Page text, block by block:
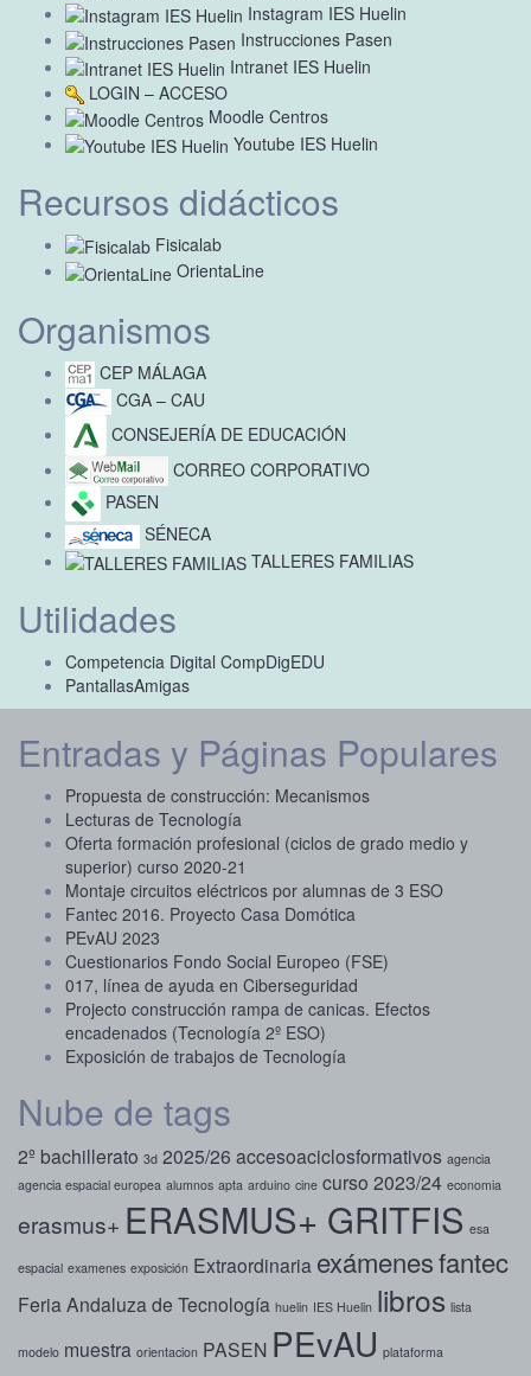
Instagram IES Huelin
Instrucciones Pasen
Intranet IES Huelin
LOGIN – ACCESO
Moodle Centros
Youtube IES Huelin
Recursos didácticos
Fisicalab
OrientaLine
Organismos
CEP MÁLAGA
CGA – CAU
CONSEJERÍA DE EDUCACIÓN
CORREO CORPORATIVO
PASEN
SÉNECA
TALLERES FAMILIAS
Utilidades
Competencia Digital CompDigEDU
PantallasAmigas
Entradas y Páginas Populares
Propuesta de construcción: Mecanismos
Lecturas de Tecnología
Oferta formación profesional (ciclos de grado medio y
superior) curso 2020-21
Montaje circuitos eléctricos por alumnas de 3 ESO
Fantec 2016. Proyecto Casa Domótica
PEvAU 2023
Cuestionarios Fondo Social Europeo (FSE)
017, línea de ayuda en Ciberseguridad
Projecto construcción rampa de canicas. Efectos
encadenados (Tecnología 2º ESO)
Exposición de trabajos de Tecnología
Nube de tags
2º bachillerato 3d 2025/26 accesoaciclosformativos agencia
agencia espacial europea alumnos apta arduino cine curso 2023/24 economia
erasmus+ ERASMUS+ GRITFIS esa
espacial examenes exposición Extraordinaria exámenesfantec
Feria Andaluza de Tecnología huelin IES Huelin libros lista
modelo muestra orientacion PASEN PEvAU plataforma